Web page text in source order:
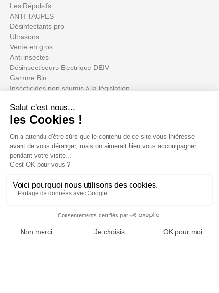
Les Répulsifs
ANTI TAUPES
Désinfectants pro
Ultrasons
Vente en gros
Anti insectes
Désinsectiseurs Electrique DEIV
Gamme Bio
Insecticides non soumis à la législation
Promotions
Su cuenta
Informations